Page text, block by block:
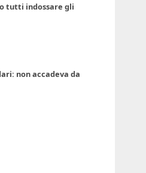
tutti indossare gli
non accadeva da